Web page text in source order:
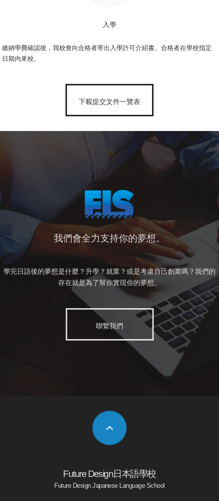
入學
繳納學費確認後，我校會向合格者寄出入學許可介紹書。合格者在學校指定
日期內來校。
下載提交文件一覽表
我們會全力支持你的夢想。
學完日語後的夢想是什麼？升學？就業？或是考慮自己創業嗎？我們的
存在就是為了幫你實現你的夢想。
聯繫我們
Future Design日本語學校
Future Design Japanese Language School